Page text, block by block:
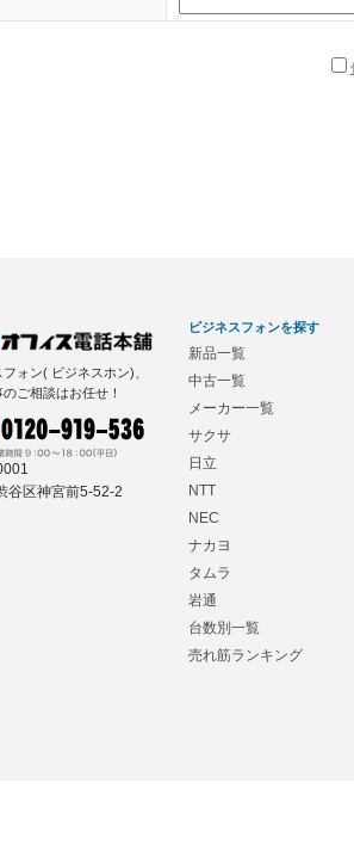
フォン( ビジネスホン)、
ご相談はお任せ！
谷区神宮前5-52-2
ビジネスフォンを探す
新品一覧
中古一覧
メーカー一覧
サクサ
日立
NTT
NEC
ナカヨ
タムラ
岩通
台数別一覧
売れ筋ランキング